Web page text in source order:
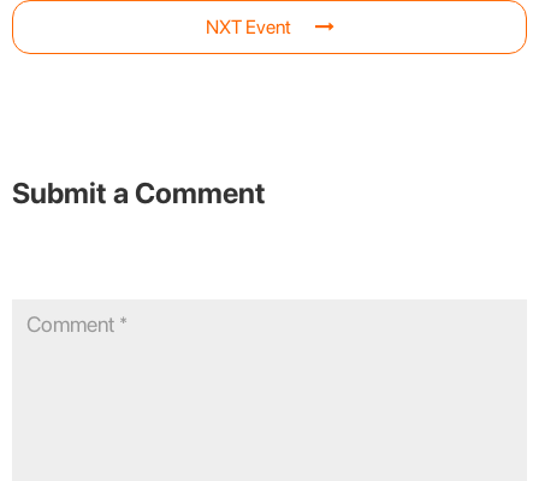
NXT Event
Submit a Comment